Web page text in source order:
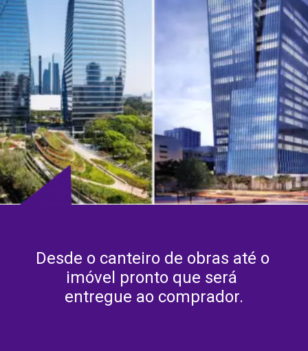
Desde o canteiro de obras até o
imóvel pronto que será
entregue ao comprador.